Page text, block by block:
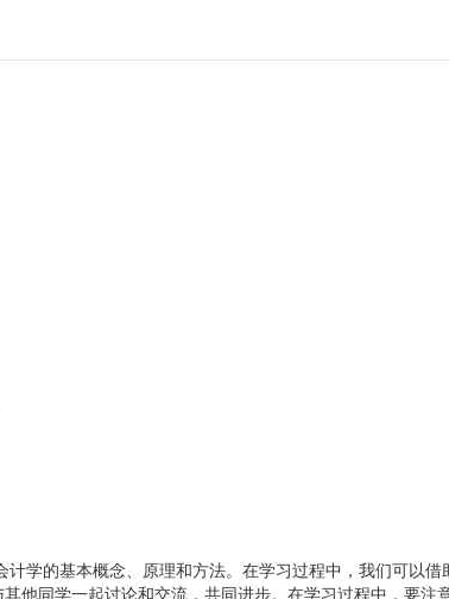
学的基本概念、原理和方法。在学习过程中，我们可以
他同学一起讨论和交流，共同进步。在学习过程中，要